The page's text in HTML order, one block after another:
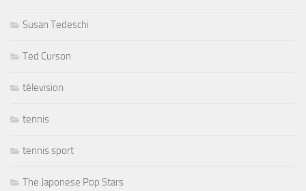
Susan Tedeschi
Ted Curson
télevision
tennis
tennis sport
The Japonese Pop Stars